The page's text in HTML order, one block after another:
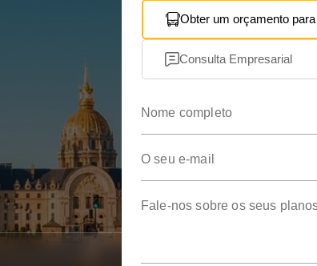
Obter um orçamento para
Consulta Empresarial